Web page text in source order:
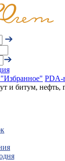
PDA-
и битум,